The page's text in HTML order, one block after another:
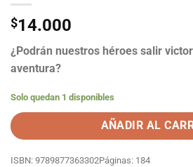
$14.000
¿Podrán nuestros héroes salir
aventura?
Solo quedan 1 disponibles
AÑADIR AL
ISBN: 9789877363302Páginas: 184